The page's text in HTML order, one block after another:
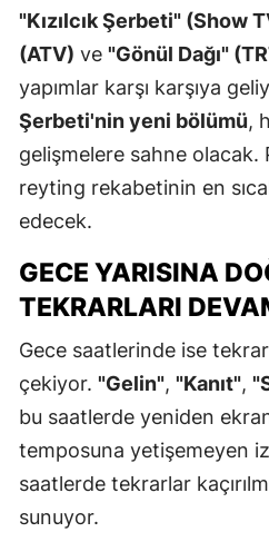
"Kızılcık Şerbeti" (Show
(ATV) ve "Gönül Dağı"
yapımlar karşı karşıya
Şerbeti'nin yeni bölümü,
gelişmelere sahne olacak.
reyting rekabetinin en
edecek.
GECE YARISINA
TEKRARLARI
Gece saatlerinde ise
çekiyor. "Gelin", "Kanıt",
bu saatlerde yeniden
temposuna yetişemeyen
saatlerde tekrarlar
sunuyor.